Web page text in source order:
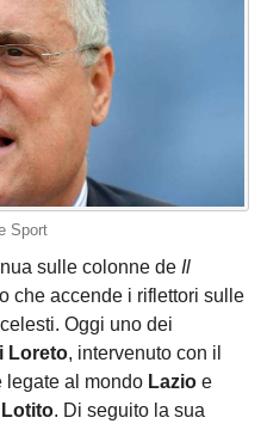
Sport
sulle colonne de Il
che accende i riflettori sulle
Oggi uno dei
Loreto, intervenuto con il
legate al mondo Lazio e
Lotito. Di seguito la sua